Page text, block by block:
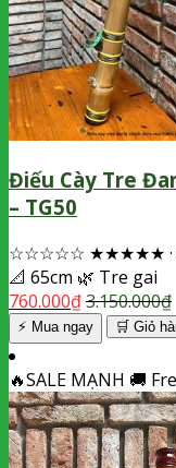
Điếu Cày Tre
– TG50
☆☆☆☆☆ ★★★★★ ·
📐 65cm 🌿 Tre gai
760.000₫3.150.000₫
⚡ Mua ngay 🛒 Giỏ
🔥SALE MẠNH 🚚